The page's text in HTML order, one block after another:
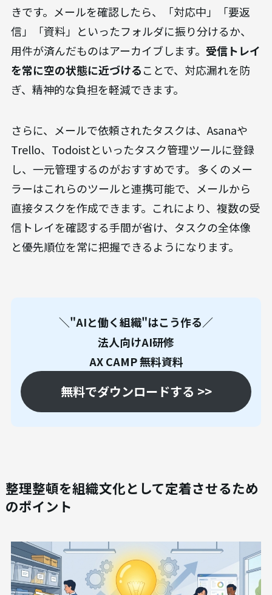
メーラーのフォルダ分けとタスク管理ツール
の連携
きです。メールを確認したら、「対応中」「要返
信」「資料」といったフォルダに振り分けるか、
用件が済んだものはアーカイブします。受信トレイ
を常に空の状態に近づけることで、対応漏れを防
ぎ、精神的な負担を軽減できます。
さらに、メールで依頼されたタスクは、Asanaや
直接タスクを作成できます。これにより、複数の受
信トレイを確認する手間が省け、タスクの全体像
と優先順位を常に把握できるようになります。
法人向けAI研修